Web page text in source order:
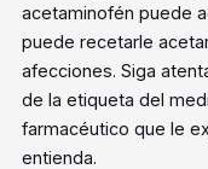
acetaminofén puede
puede recetarle
afecciones. Siga
de la etiqueta del
farmacéutico que le
entienda.